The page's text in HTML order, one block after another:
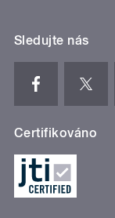
Sledujte nás
Certifikováno